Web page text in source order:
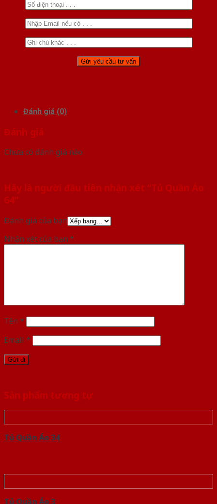
Đánh giá (0)
Đánh giá
Chưa có đánh giá nào.
Hãy là người đầu tiên nhận xét “Tủ Quần Áo
64”
Đánh giá của bạn
Nhận xét của bạn *
Tên *
Email *
Sản phẩm tương tự
Tủ Quần Áo 34
Tủ Quần Áo 3